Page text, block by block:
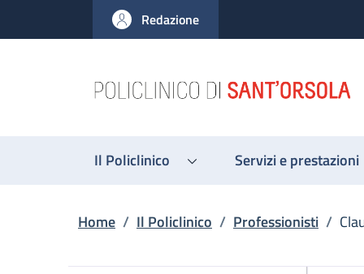
al contenuto principale
to footer content
Redazione
Il Policlinico Servizi e prestazioni
Briciole di pane
Home / Il Policlinico / Professionisti /